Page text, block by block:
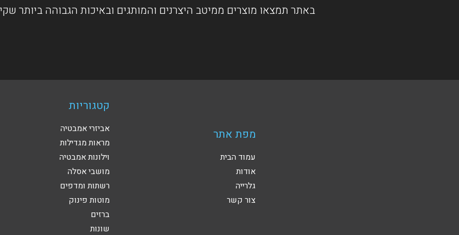
באתר תמצאו מוצרים ממיטב היצרנים והמותגים ובאיכות הגבוהה ביותר
מפת אתר
עמוד הבית
אודות
גלרייה
צור קשר
קטגוריות
אביזרי אמבטיה
מראות מגדילות
וילונות אמבטיה
מושבי אסלה
רשתות ומדפים
מוטות פינוק
ברזים
שונות